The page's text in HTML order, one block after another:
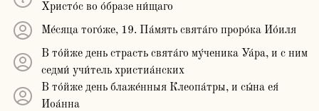
Христо́с во о́бразе ни́щаго
Ме́сяца того́же, 19. Па́мять свята́го проро́ка Ио́иля
В то́йже день страсть свята́го му́ченика Уа́ра, и с ним
седми́ учи́тель христиа́нских
В то́йже день блаже́нныя Клеопа́тры, и сы́на ея́
Иоа́нна